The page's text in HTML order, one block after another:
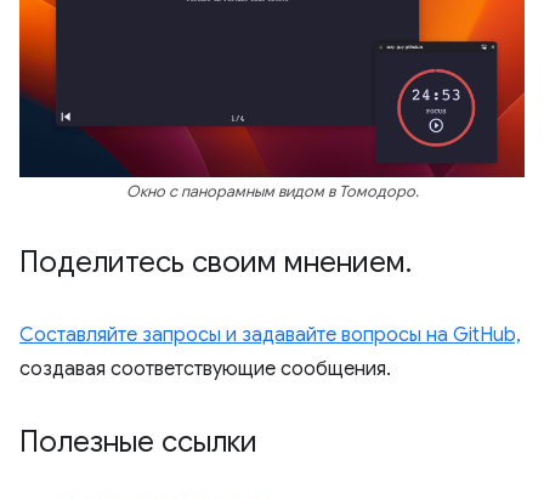
Окно с панорамным видом в Томодоро.
Поделитесь своим мнением.
Составляйте запросы и задавайте вопросы на GitHub,
создавая соответствующие сообщения.
Полезные ссылки